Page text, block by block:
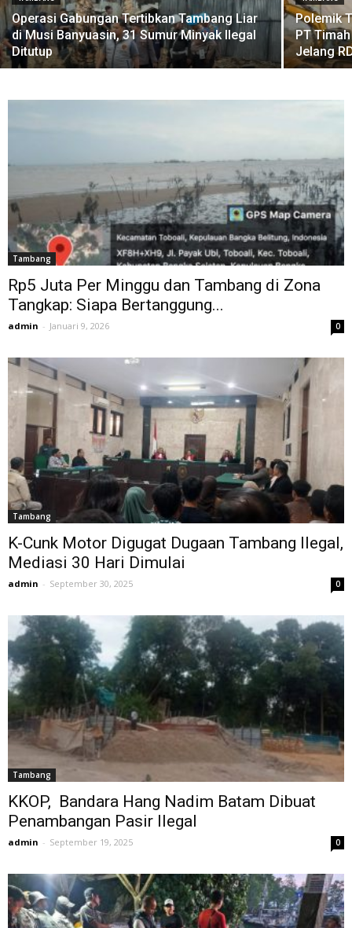
Operasi Gabungan Tertibkan Tambang Liar
di Musi Banyuasin, 31 Sumur Minyak Ilegal
Ditutup
Polemik
PT
Jelang
Tambang
Rp5 Juta Per Minggu dan Tambang di Zona
Tangkap: Siapa Bertanggung...
admin - Januari 9, 2026 0
Tambang
K-Cunk Motor Digugat Dugaan Tambang Ilegal,
Mediasi 30 Hari Dimulai
admin - September 30, 2025 0
Tambang
KKOP, Bandara Hang Nadim Batam Dibuat
Penambangan Pasir Ilegal
admin - September 19, 2025 0